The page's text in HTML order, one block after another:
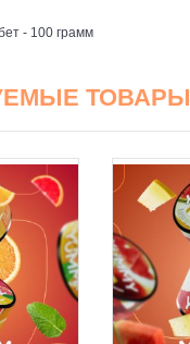
- 100 грамм
ТОВАРЫ